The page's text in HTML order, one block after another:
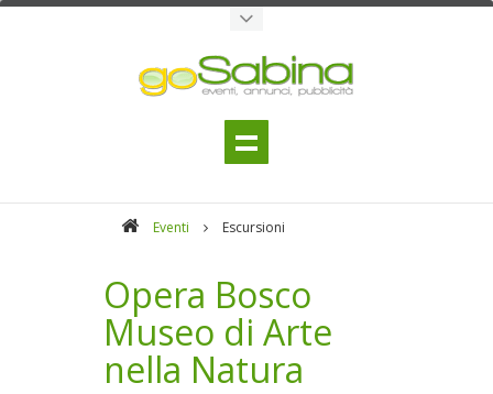
Eventi Escursioni
Opera Bosco
Museo di Arte
nella Natura